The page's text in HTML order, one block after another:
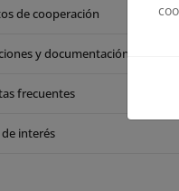
de cooperación
y documentación
frecuentes
de interés